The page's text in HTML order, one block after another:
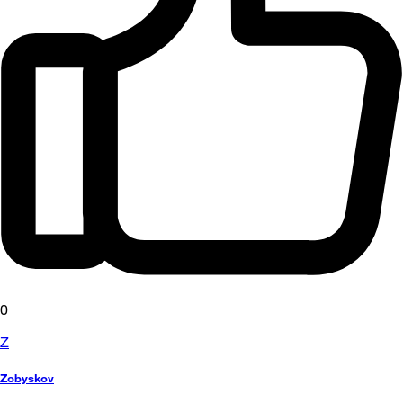
0
Z
Zobyskov